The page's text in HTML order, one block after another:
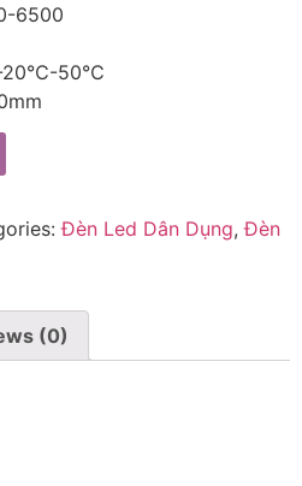
6500
-20℃-50℃
Đèn Led Dân Dụng,Đèn
(0)